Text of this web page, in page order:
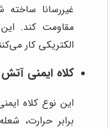
غیررسانا ساخته
مقاومت کند. این
الکتریکی کار
کلاه ایمنی
این نوع کلاه
برابر حرارت،